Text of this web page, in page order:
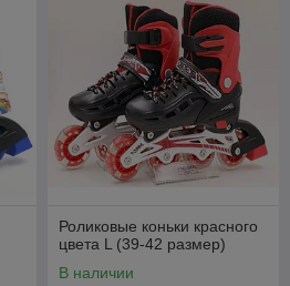
Роликовые коньки красного
цвета L (39-42 размер)
В наличии